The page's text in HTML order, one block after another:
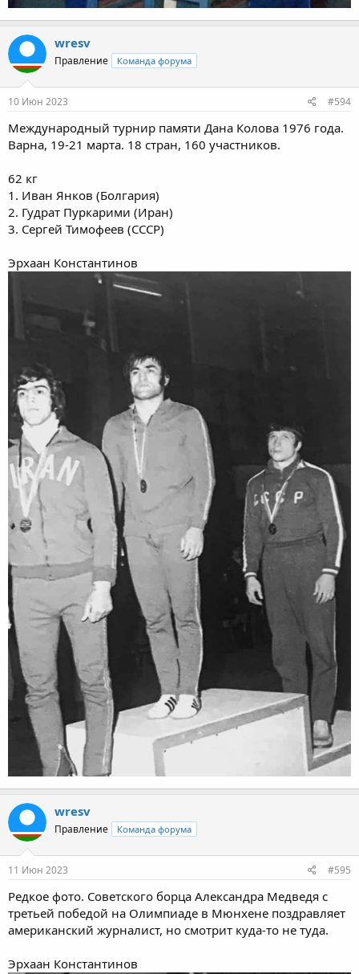
wresv
Правление Команда форума
10 Июн 2023 #594
Международный турнир памяти Дана Колова 1976 года.
Варна, 19-21 марта. 18 стран, 160 участников.
62 кг
1. Иван Янков (Болгария)
2. Гудрат Пуркарими (Иран)
3. Сергей Тимофеев (СССР)
Эрхаан Константинов
wresv
Правление Команда форума
11 Июн 2023 #595
Редкое фото. Советского борца Александра Медведя с
третьей победой на Олимпиаде в Мюнхене поздравляет
американский журналист, но смотрит куда-то не туда.
Эрхаан Константинов